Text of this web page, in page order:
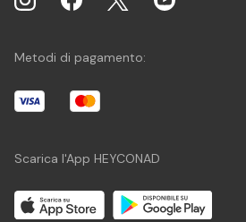
Metodi di pagamento:
Scarica l'App HEYCONAD